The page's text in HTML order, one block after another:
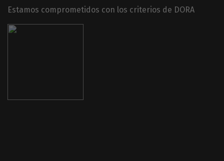
Estamos comprometidos con los criterios de DORA